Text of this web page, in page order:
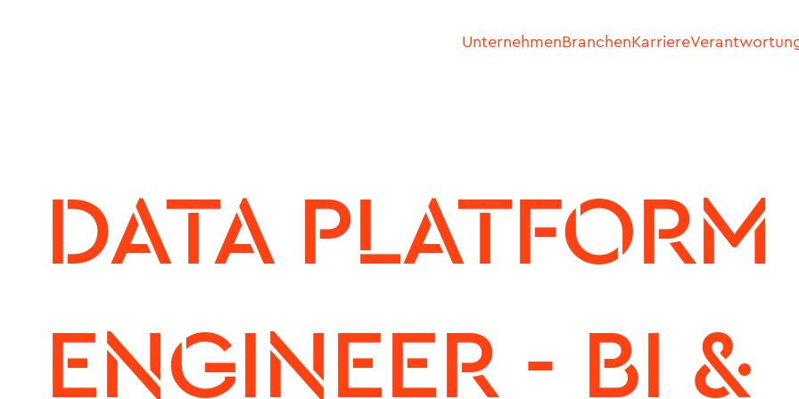
UnternehmenBranchenKarriere
DATA PLATFORM
ENGINEER - BI &